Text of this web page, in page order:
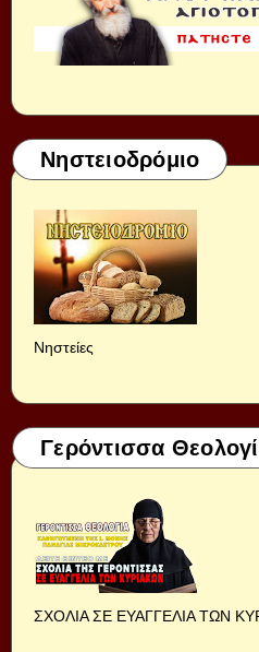
Νηστειοδρόμιο
Νηστείες
Γερόντισσα
ΣΧΟΛΙΑ ΣΕ ΕΥΑΓΓΕΛΙΑ ΤΩΝ